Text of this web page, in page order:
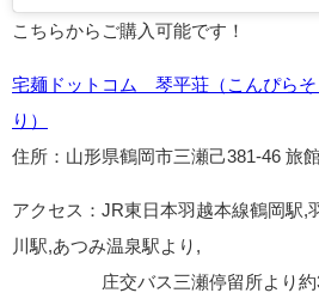
こちらからご購入可能です！
宅麺ドットコム 琴平荘（こんぴらそ
り）
住所：山形県鶴岡市三瀬己381-46 旅
アクセス：JR東日本羽越本線鶴岡駅,
川駅,あつみ温泉駅より,
庄交バス三瀬停留所より約